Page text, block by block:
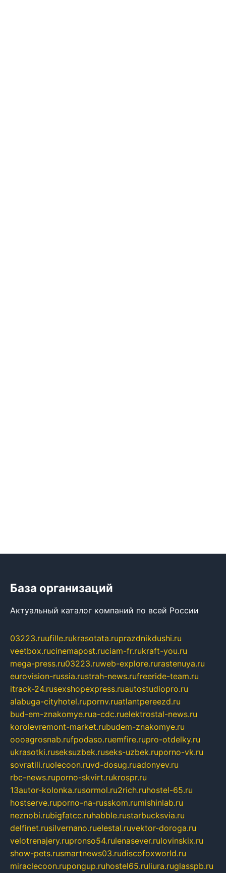
База организаций
Актуальный каталог компаний по всей России
03223.ruufille.rukrasotata.ruprazdnikdushi.ru
veetbox.rucinemapost.ruciam-fr.rukraft-you.ru
mega-press.ru03223.ruweb-explore.rurastenuya.ru
eurovision-russia.rustrah-news.rufreeride-team.ru
itrack-24.rusexshopexpress.ruautostudiopro.ru
alabuga-cityhotel.rupornv.ruatlantpereezd.ru
bud-em-znakomye.rua-cdc.ruelektrostal-news.ru
korolevremont-market.rubudem-znakomye.ru
oooagrosnab.rufpodaso.ruemfire.rupro-otdelky.ru
ukrasotki.ruseksuzbek.ruseks-uzbek.ruporno-vk.ru
sovratili.ruolecoon.ruvd-dosug.ruadonyev.ru
rbc-news.ruporno-skvirt.rukrospr.ru
13autor-kolonka.rusormol.ru2rich.ruhostel-65.ru
hostserve.ruporno-na-russkom.rumishinlab.ru
neznobi.rubigfatcc.ruhabble.rustarbucksvia.ru
delfinet.rusilvernano.ruelestal.ruvektor-doroga.ru
velotrenajery.rupronso54.rulenasever.rulovinskix.ru
show-pets.rusmartnews03.rudiscofoxworld.ru
miraclecoon.rupongup.ruhostel65.ruliura.ruglasspb.ru